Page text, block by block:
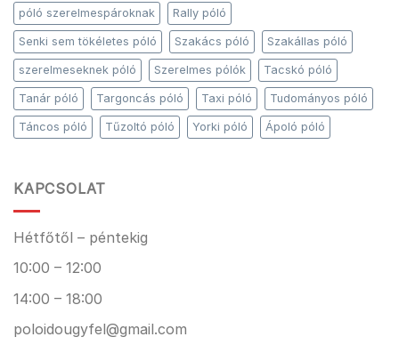
póló szerelmespároknak Rally póló
Senki sem tökéletes póló Szakács póló Szakállas póló
szerelmeseknek póló Szerelmes pólók Tacskó póló
Tanár póló Targoncás póló Taxi póló Tudományos póló
Táncos póló Tűzoltó póló Yorki póló Ápoló póló
KAPCSOLAT
Hétfőtől – péntekig
10:00 – 12:00
14:00 – 18:00
poloidougyfel@gmail.com